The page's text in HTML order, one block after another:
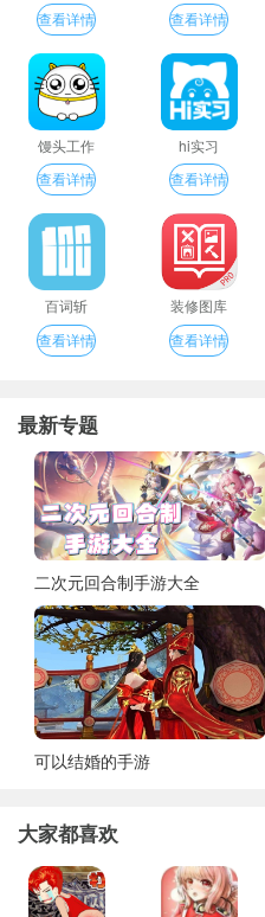
查看详情
查看详情
馒头工作
查看详情
hi实习
查看详情
百词斩
查看详情
装修图库
查看详情
最新专题
二次元回合制手游大全
可以结婚的手游
大家都喜欢